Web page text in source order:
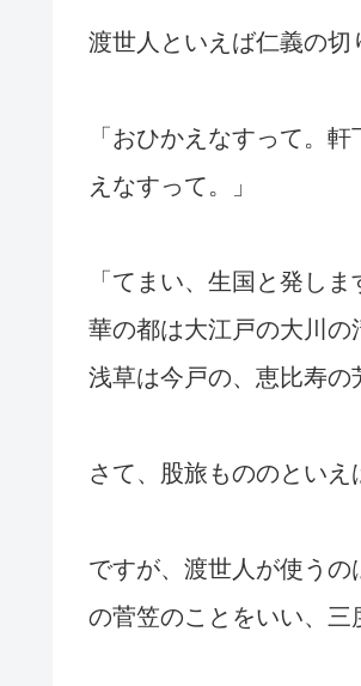
渡世人といえば仁義の切
「おひかえなすって。
えなすって。」
「てまい、生国と発し
華の都は大江戸の大川の
浅草は今戸の、恵比寿の
さて、股旅もののといえ
ですが、渡世人が使う
の菅笠のことをいい、三